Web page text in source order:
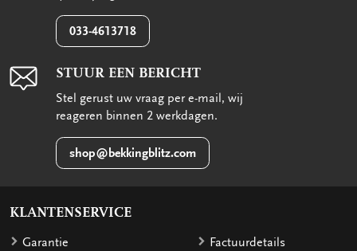
033-4613718
STUUR EEN BERICHT
Stel gerust uw vraag per e-mail, wij
reageren binnen 2 werkdagen.
shop@bekkingblitz.com
KLANTENSERVICE
Garantie
Factuurdetails